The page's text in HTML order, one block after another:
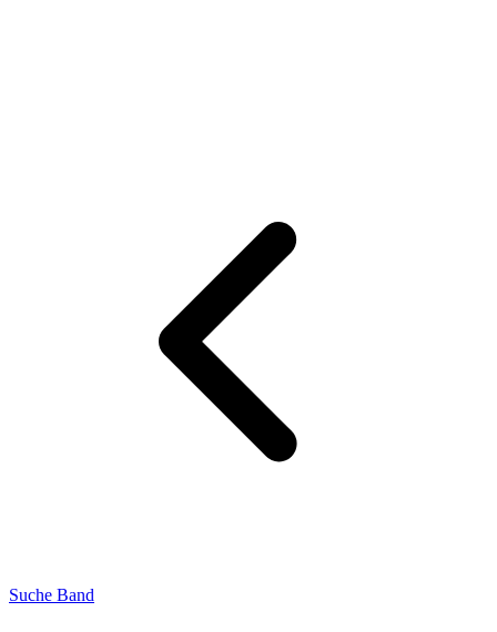
Suche Band